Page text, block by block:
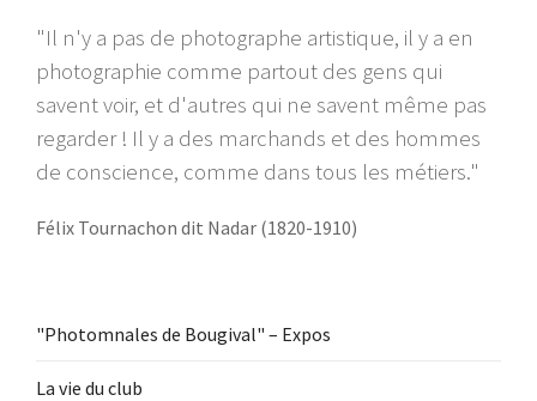
"Il n'y a pas de photographe artistique, il y a en
photographie comme partout des gens qui
savent voir, et d'autres qui ne savent même pas
regarder ! Il y a des marchands et des hommes
de conscience, comme dans tous les métiers."
Félix Tournachon dit Nadar (1820-1910)
"Photomnales de Bougival" – Expos
La vie du club